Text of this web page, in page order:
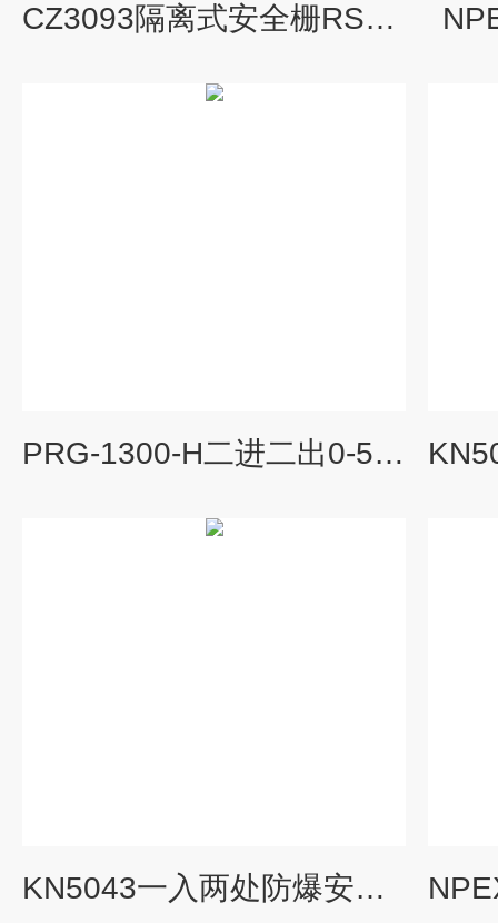
CZ3093隔离式安全栅RS485输入输出转换模块
PRG-1300-H二进二出0-5V转4-20mA隔离式防爆安全栅
KN5043一入两处防爆安全栅电流隔离栅